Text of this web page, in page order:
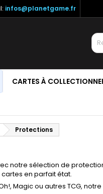
infos@planetgame.fr
CARTES À
Protections
notre sélection de
en parfait état.
Magic ou autres TCG,